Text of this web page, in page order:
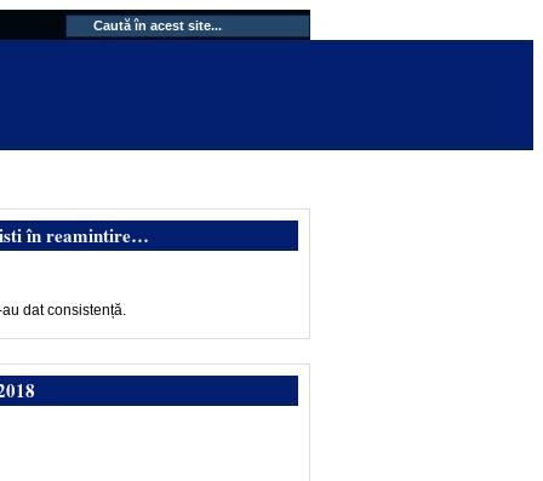
în reamintire…
dat consistență.